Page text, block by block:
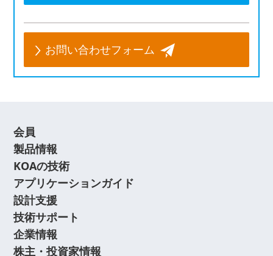
お問い合わせフォーム
会員
製品情報
KOAの技術
アプリケーションガイド
設計支援
技術サポート
企業情報
株主・投資家情報